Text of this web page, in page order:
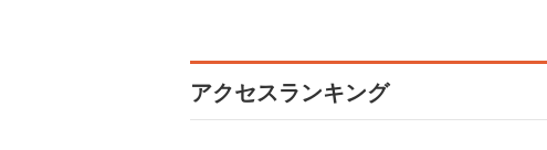
アクセスランキング